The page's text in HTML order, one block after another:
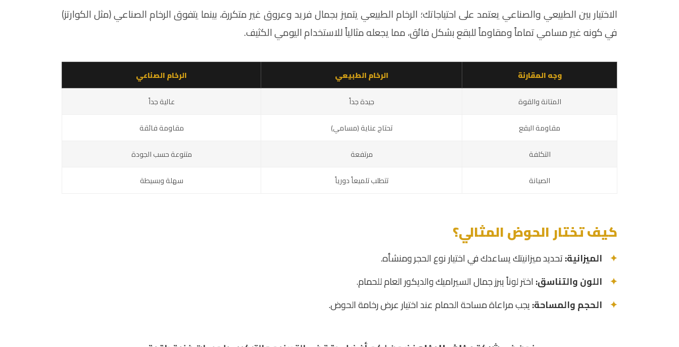
الاختيار بين الطبيعي والصناعي يعتمد على احتياجاتك؛ الرخام الطبيعي يتميز بجمال فريد وعروق غير متكررة، بينما يتفوق الرخام الصناعي (مثل الكوارتز)
في كونه غير مسامي تماماً ومقاوماً للبقع بشكل فائق، مما يجعله مثالياً للاستخدام اليومي الكثيف.
وجه المقارنة الرخام الطبيعي
الرخام الصناعي
المتانة والقوة
جيدة جداً
عالية جداً
مقاومة البقع
تحتاج عناية (مسامي)
مقاومة فائقة
التكلفة
مرتفعة
متنوعة حسب الجودة
الصيانة
تتطلب تلميعاً دورياً سهلة وبسيطة
كيف تختار الحوض المثالي؟
الميزانية:تحديد ميزانيتك يساعدك في اختيار نوع الحجر ومنشأه.
اللون والتناسق: اختر لوناً يبرز جمال السيراميك والديكور العام للحمام.
الحجم والمساحة:يجب مراعاة مساحة الحمام عند اختيار عرض رخامة الحوض.